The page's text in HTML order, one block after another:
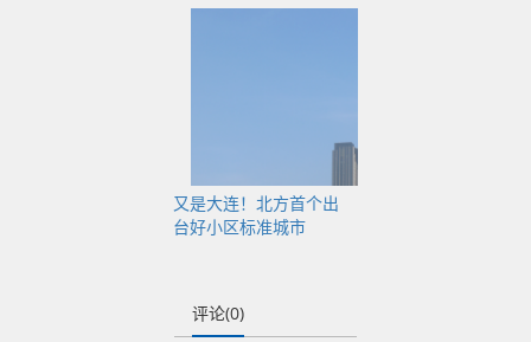
11月份70个大中城市
2022年11月份，大连
新建商品住宅销售价
4.9%；二手住宅销售
又是大连！北方首个出
台好小区标准城市
评论(0)